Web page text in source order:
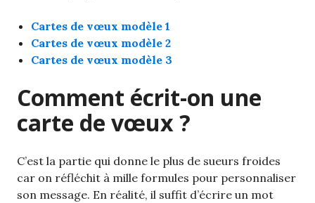
Cartes de vœux modèle 1
Cartes de vœux modèle 2
Cartes de vœux modèle 3
Comment écrit-on une
carte de vœux ?
C’est la partie qui donne le plus de sueurs froides
car on réfléchit à mille formules pour personnaliser
son message. En réalité, il suffit d’écrire un mot